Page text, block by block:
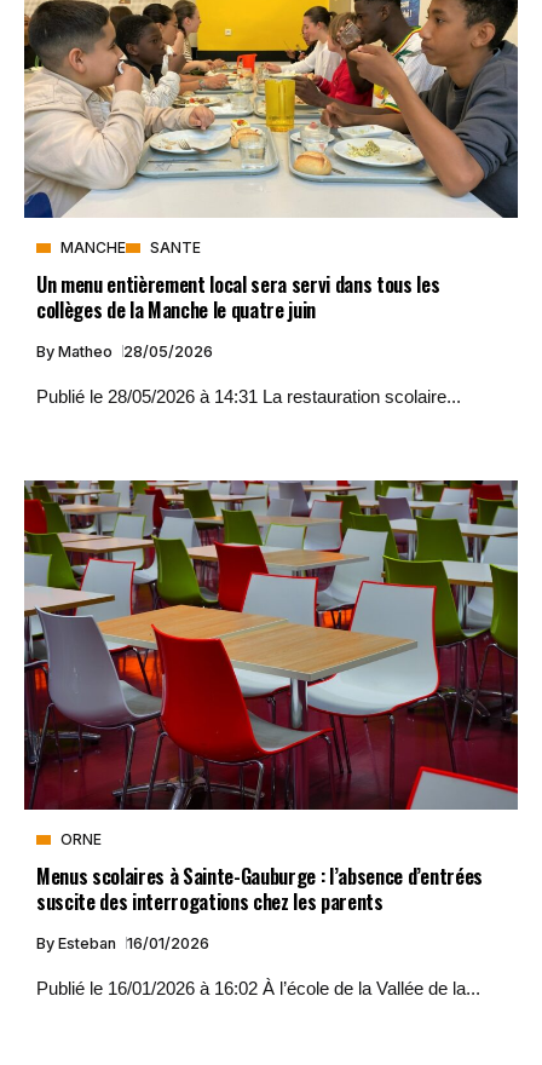
MANCHE SANTE
Un menu entièrement local sera servi dans tous les
collèges de la Manche le quatre juin
By Matheo 28/05/2026
Publié le 28/05/2026 à 14:31 La restauration scolaire...
ORNE
Menus scolaires à Sainte-Gauburge : l’absence d’entrées
suscite des interrogations chez les parents
By Esteban 16/01/2026
Publié le 16/01/2026 à 16:02 À l’école de la Vallée de la...